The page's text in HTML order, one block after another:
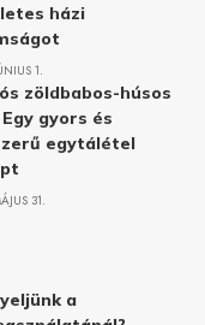
házi
1.
zöldbabos-húsos
gyors és
egytálétel
31.
a